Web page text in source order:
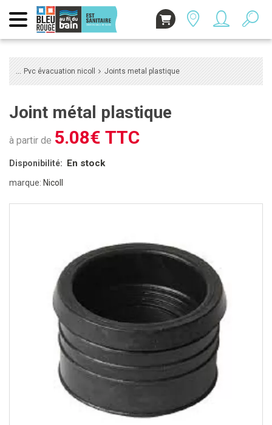
Pvc évacuation nicoll Joints metal plastique
Joint métal plastique
à partir de 5.08€ TTC
Disponibilité: En stock
marque: Nicoll